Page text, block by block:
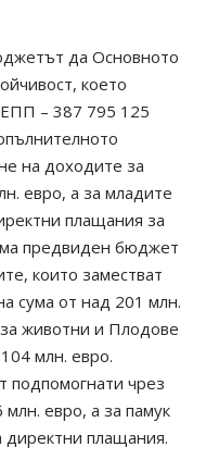
да Основното
което
– 387 795 125
на доходите за
евро, а за младите
плащания за
предвиден бюджет
които заместват
сума от над 201 млн.
животни и Плодове
млн. евро.
подпомогнати чрез
евро, а за памук
директни плащания.